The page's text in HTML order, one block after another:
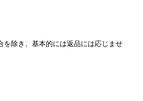
を除き、基本的には返品には応じませ